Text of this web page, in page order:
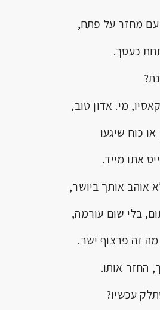
על פתח,
כעסך.
מי. אדון טוב,
שיגעו
מייד.
אותך ביושר,
שום עורמה,
פרצוף ישר.
אותו.
עכשיו?